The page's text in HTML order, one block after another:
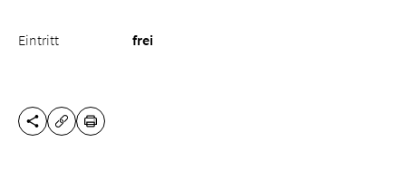
Eintritt frei
DIESE SEITE TEILEN
URL KOPIEREN
DRUCKEN